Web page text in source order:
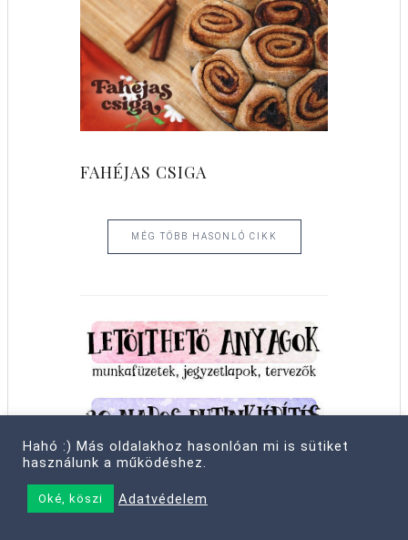
FAHÉJAS CSIGA
MÉG TÖBB HASONLÓ CIKK
Hahó :) Más oldalakhoz hasonlóan mi is sütiket
használunk a működéshez.
Oké, köszi Adatvédelem